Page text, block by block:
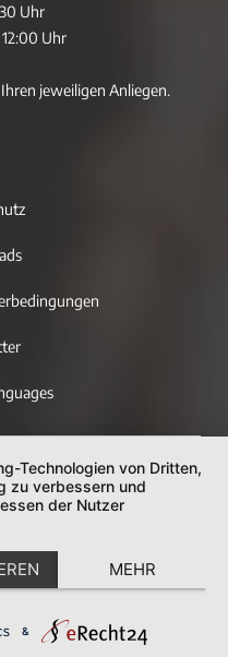
Uhr
Uhr
jeweiligen Anliegen.
Technologien von Dritten,
zu verbessern und
der Nutzer
MEHR
&